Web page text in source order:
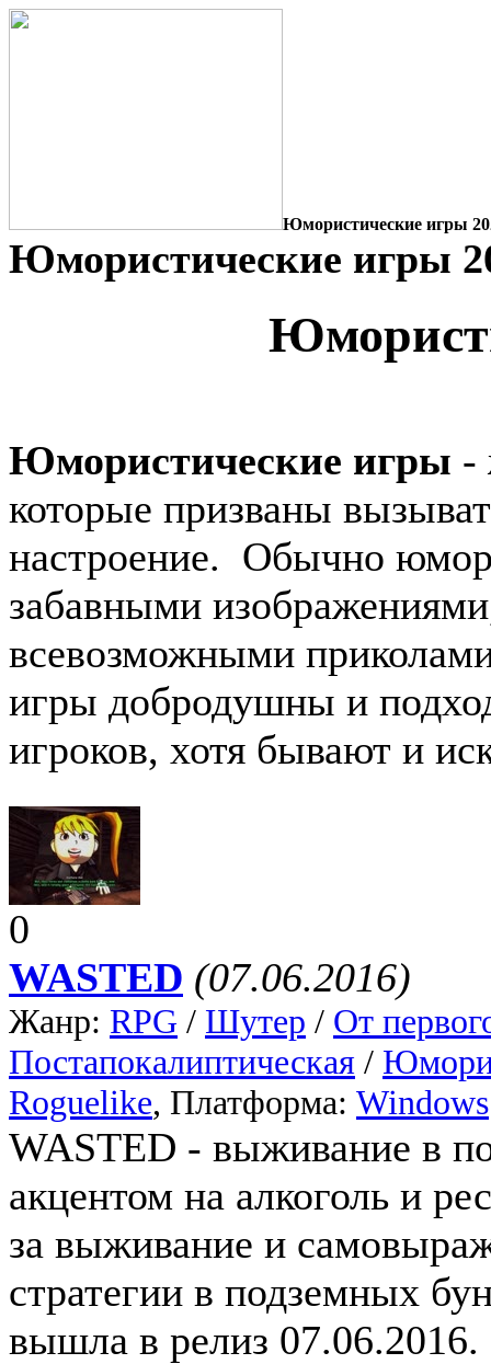
Юмористические игры
Юмористические игры
Юмористические игры -
которые призваны
настроение. Обычно
забавными
всевозможными
игры добродушны и
игроков, хотя бывают и
0
WASTED (07.06.2016)
Жанр: RPG / Шутер / От
Постапокалиптическая /
Roguelike, Платформа: Windows
WASTED - выживание в
акцентом на алкоголь и
за выживание и
стратегии в подземных
вышла в релиз 07.06.2016.